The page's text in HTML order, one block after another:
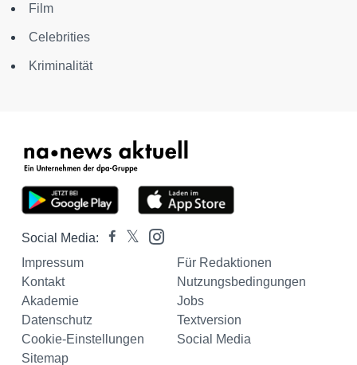
Film
Celebrities
Kriminalität
Social Media:
Impressum
Für Redaktionen
Kontakt
Nutzungsbedingungen
Akademie
Jobs
Datenschutz
Textversion
Cookie-Einstellungen
Social Media
Sitemap